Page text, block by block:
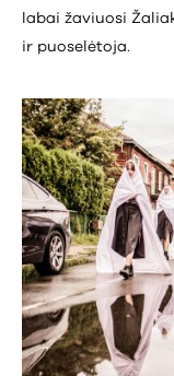
labai žaviuosi
ir puoselėtoja.